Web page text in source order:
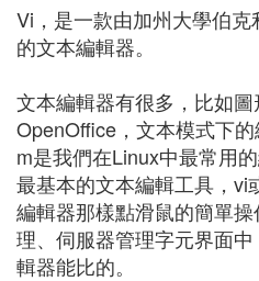
Vi，是一款由加州大學伯
的文本編輯器。
文本編輯器有很多，比如圖
OpenOffice，文本模式下
m是我們在Linux中最常用
最基本的文本編輯工具，vi
編輯器那樣點滑鼠的簡單
理、伺服器管理字元界面
輯器能比的。